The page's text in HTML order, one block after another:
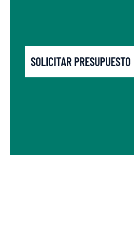
SOLICITAR PRESUPUESTO